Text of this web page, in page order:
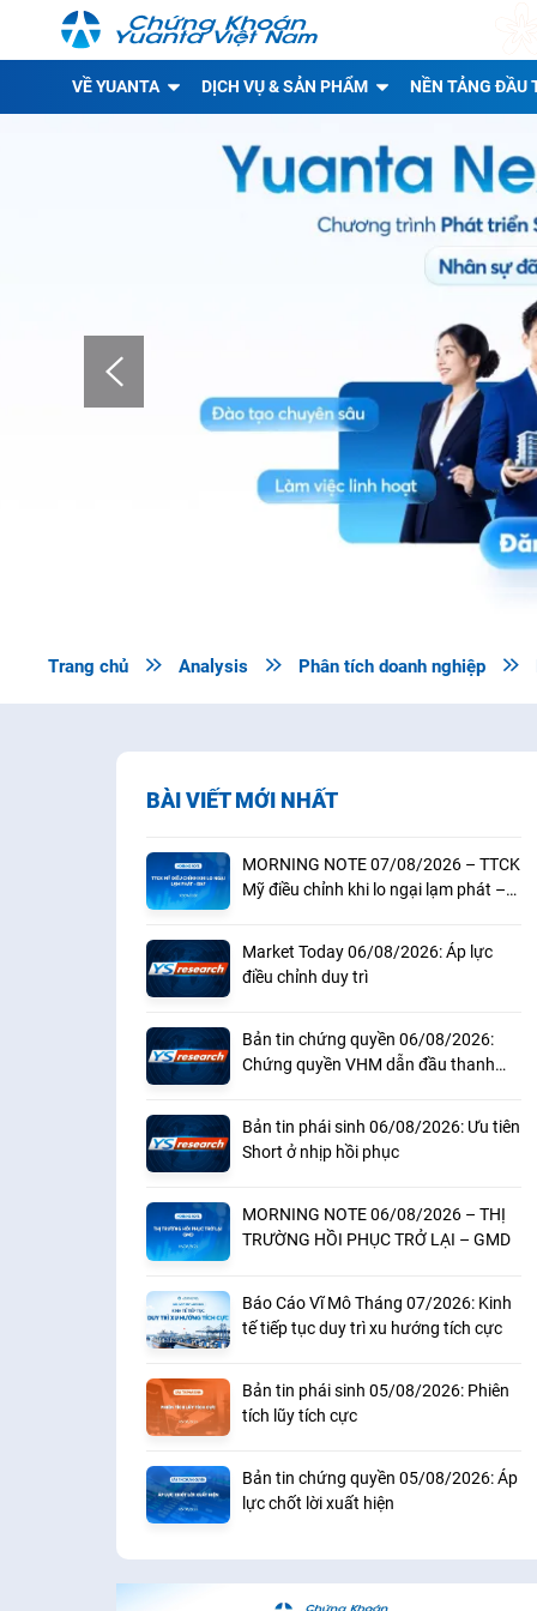
VỀ YUANTA DỊCH VỤ & SẢN PHẨM NỀN TẢNG ĐẦU
Trang chủ  Analysis  Phân tích doanh nghiệp 
BÀI VIẾT MỚI NHẤT
MORNING NOTE 07/08/2026 – TTCK
Mỹ điều chỉnh khi lo ngại lạm phát –
Market Today 06/08/2026: Áp lực
điều chỉnh duy trì
Bản tin chứng quyền 06/08/2026:
Chứng quyền VHM dẫn đầu thanh
Bản tin phái sinh 06/08/2026: Ưu tiên
Short ở nhịp hồi phục
MORNING NOTE 06/08/2026 – THỊ
TRƯỜNG HỒI PHỤC TRỞ LẠI – GMD
Báo Cáo Vĩ Mô Tháng 07/2026: Kinh
tế tiếp tục duy trì xu hướng tích cực
Bản tin phái sinh 05/08/2026: Phiên
tích lũy tích cực
Bản tin chứng quyền 05/08/2026: Áp
lực chốt lời xuất hiện